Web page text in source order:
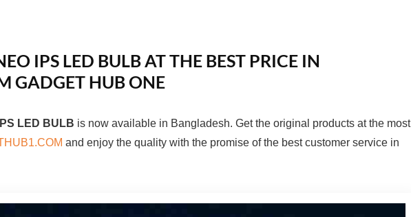
IPS LED BULB AT THE BEST PRICE IN
GADGET HUB ONE
LED BULB is now available in Bangladesh. Get the original products at the most
and enjoy the quality with the promise of the best customer service in